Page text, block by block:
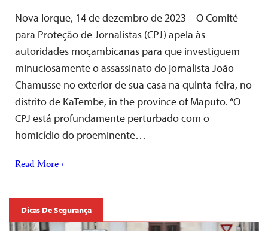
Nova Iorque, 14 de dezembro de 2023 – O Comité
para Proteção de Jornalistas (CPJ) apela às
autoridades moçambicanas para que investiguem
minuciosamente o assassinato do jornalista João
Chamusse no exterior de sua casa na quinta-feira, no
distrito de KaTembe, in the province of Maputo. “O
CPJ está profundamente perturbado com o
homicídio do proeminente…
Read More ›
Dicas De Segurança